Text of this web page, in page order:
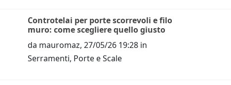
Controtelai per porte scorrevoli e filo
muro: come scegliere quello giusto
da mauromaz,27/05/26 19:28 in
Serramenti, Porte e Scale